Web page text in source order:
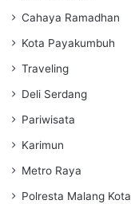
Cahaya Ramadhan
Kota Payakumbuh
Traveling
Deli Serdang
Pariwisata
Karimun
Metro Raya
Polresta Malang Kota